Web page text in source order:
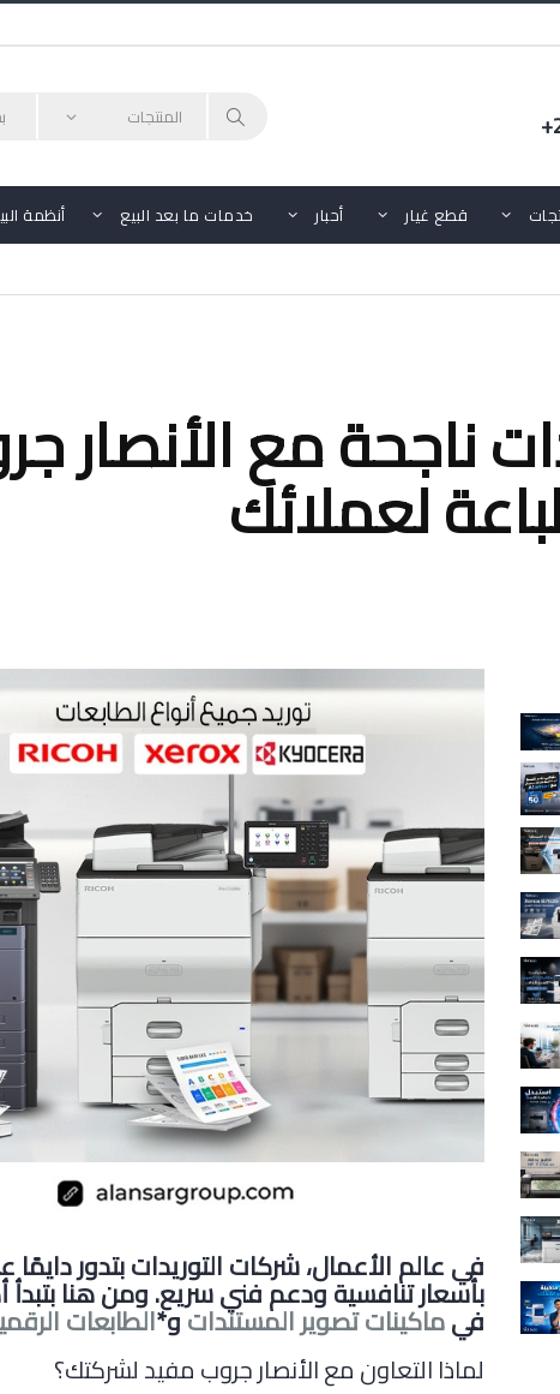
قطع غيار أحبار خدمات ما بعد البيع أنظمة
لعملائك
في عالم الأعمال، شركات التوريدات بتدور
بأسعار تنافسية ودعم فني سريع. ومن هنا
فيماكينات تصوير المستنداتو*الطابعات
لماذا التعاون مع الأنصار جروب مفيد لشركتك؟